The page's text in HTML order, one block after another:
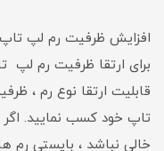
افزایش ظرفیت رم لپ تاپ
برای ارتقا ظرفیت رم لپ
قابلیت ارتقا نوع رم ،
تاپ خود کسب نمایید.
خالی نباشد ، بایستی رم